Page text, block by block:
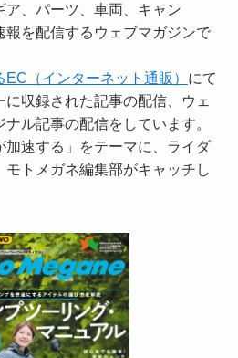
ア、パーツ、車両、キャン
報を配信するウェブマガジンで
（インターネット通販） にて
収録された記事の配信、ウェ
ル記事の配信をしています。
加速する」をテーマに、ライダ
トメガネ編集部がキャッチし